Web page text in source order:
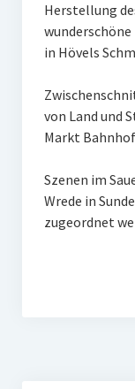
Herstellung
wunderschöne
in Hövels
von Land und
Markt
Szenen im
Wrede in
zugeordnet